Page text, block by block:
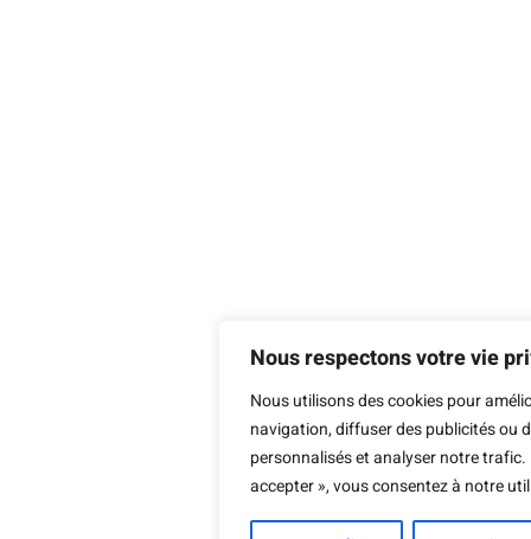
Nous respectons votre vie
Nous utilisons des cookies pour
navigation, diffuser des publicités ou
personnalisés et analyser notre
accepter », vous consentez à notre